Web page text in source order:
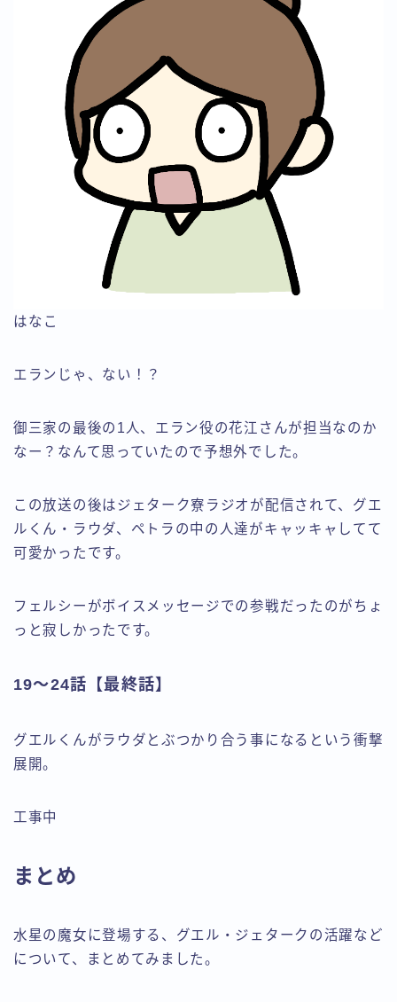
はなこ
エランじゃ、ない！？
御三家の最後の1人、エラン役の花江さんが担当なのか
なー？なんて思っていたので予想外でした。
この放送の後はジェターク寮ラジオが配信されて、グエ
ルくん・ラウダ、ペトラの中の人達がキャッキャしてて
可愛かったです。
フェルシーがボイスメッセージでの参戦だったのがちょ
っと寂しかったです。
19～24話【最終話】
グエルくんがラウダとぶつかり合う事になるという衝撃
展開。
工事中
まとめ
水星の魔女に登場する、グエル・ジェタークの活躍など
について、まとめてみました。